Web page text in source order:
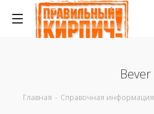
Bever
Главная - Справочная информация